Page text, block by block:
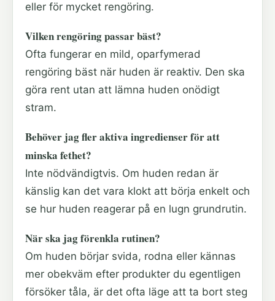
eller för mycket rengöring.
Vilken rengöring passar bäst?
Ofta fungerar en mild, oparfymerad
rengöring bäst när huden är reaktiv. Den ska
göra rent utan att lämna huden onödigt
stram.
Behöver jag fler aktiva ingredienser för att
minska fethet?
Inte nödvändigtvis. Om huden redan är
känslig kan det vara klokt att börja enkelt och
se hur huden reagerar på en lugn grundrutin.
När ska jag förenkla rutinen?
Om huden börjar svida, rodna eller kännas
mer obekväm efter produkter du egentligen
försöker tåla, är det ofta läge att ta bort steg